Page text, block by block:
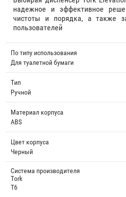
надежное и эффективное
чистоты и порядка, а также
пользователей
По типу использования
Для туалетной бумаги
Тип
Ручной
Материал корпуса
ABS
Цвет корпуса
Черный
Система производителя
Tork
T6